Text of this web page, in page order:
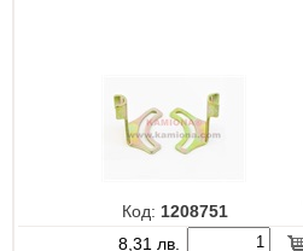
Код: 1208751
8,31 лв.